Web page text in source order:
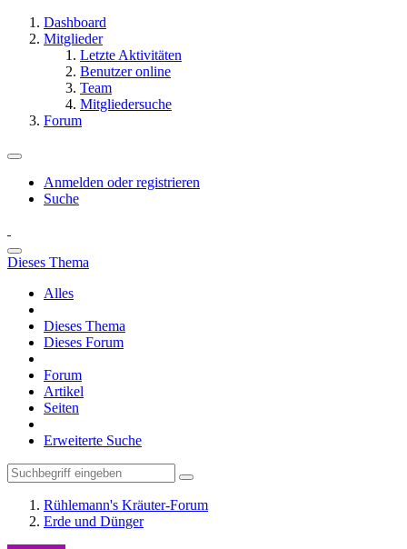
Dashboard
Mitglieder
Letzte Aktivitäten
Benutzer online
Team
Mitgliedersuche
Forum
Anmelden oder registrieren
Suche
Dieses Thema
Alles
Dieses Thema
Dieses Forum
Forum
Artikel
Seiten
Erweiterte Suche
Rühlemann's Kräuter-Forum
Erde und Dünger